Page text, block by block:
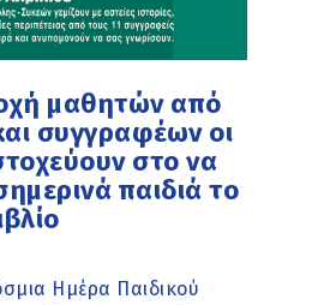
μαθητών από
συγγραφέων οι
στο να
παιδιά το
Ημέρα Παιδικού